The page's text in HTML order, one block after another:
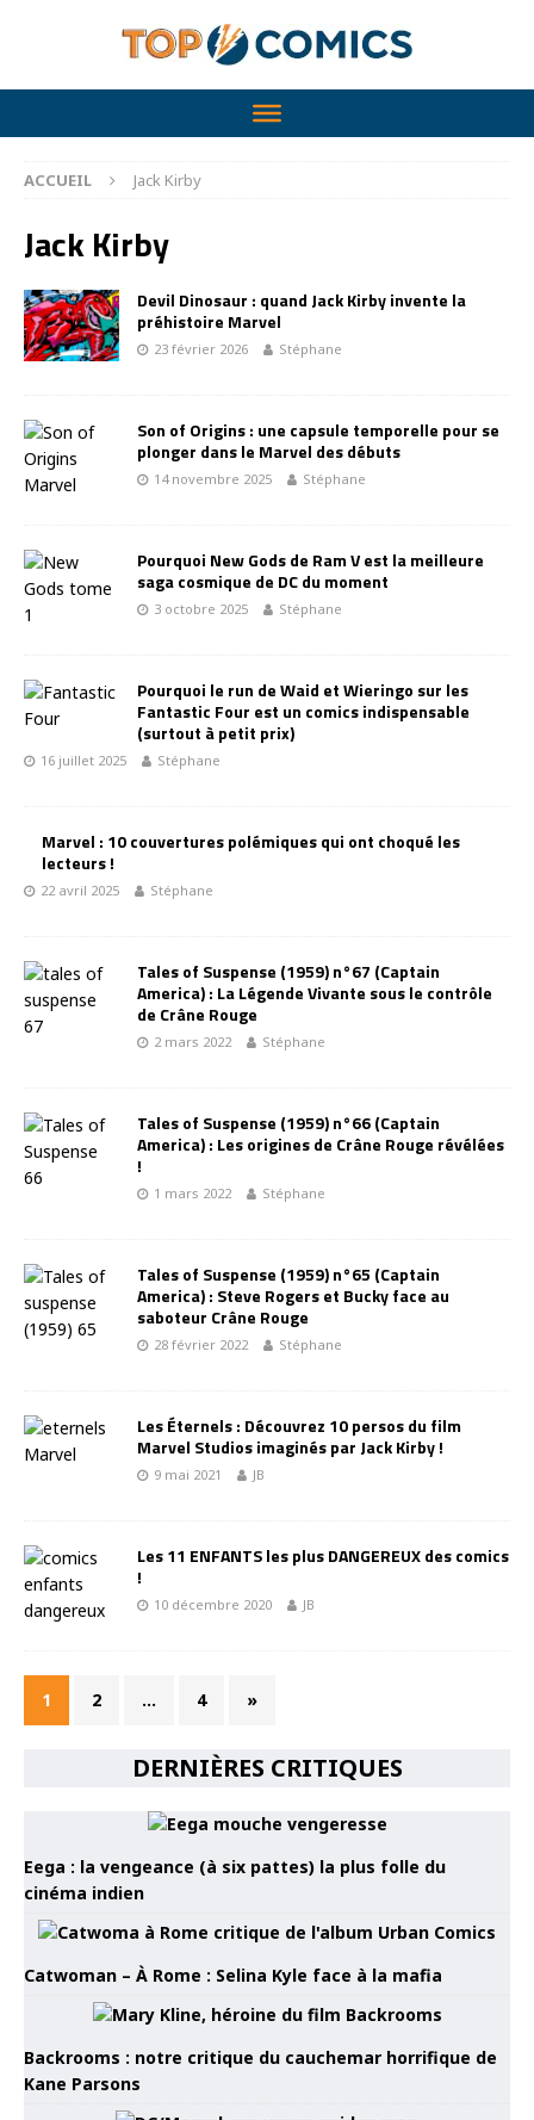
ACCUEIL Jack Kirby
Jack Kirby
Devil Dinosaur : quand Jack Kirby invente la
préhistoire Marvel
23 février 2026 Stéphane
Son of Origins : une capsule temporelle pour se
plonger dans le Marvel des débuts
14 novembre 2025 Stéphane
Pourquoi New Gods de Ram V est la meilleure
saga cosmique de DC du moment
3 octobre 2025 Stéphane
Pourquoi le run de Waid et Wieringo sur les
Fantastic Four est un comics indispensable
(surtout à petit prix)
16 juillet 2025 Stéphane
Marvel : 10 couvertures polémiques qui ont choqué les
lecteurs !
22 avril 2025 Stéphane
Tales of Suspense (1959) n°67 (Captain
America) : La Légende Vivante sous le contrôle
de Crâne Rouge
2 mars 2022 Stéphane
Tales of Suspense (1959) n°66 (Captain
America) : Les origines de Crâne Rouge révélées
!
1 mars 2022 Stéphane
Tales of Suspense (1959) n°65 (Captain
America) : Steve Rogers et Bucky face au
saboteur Crâne Rouge
28 février 2022 Stéphane
Les Éternels : Découvrez 10 persos du film
Marvel Studios imaginés par Jack Kirby !
9 mai 2021 JB
Les 11 ENFANTS les plus DANGEREUX des comics
!
10 décembre 2020 JB
1 2 … 4 »
DERNIÈRES CRITIQUES
Eega : la vengeance (à six pattes) la plus folle du
cinéma indien
Catwoman – À Rome : Selina Kyle face à la mafia
Backrooms : notre critique du cauchemar horrifique de
Kane Parsons